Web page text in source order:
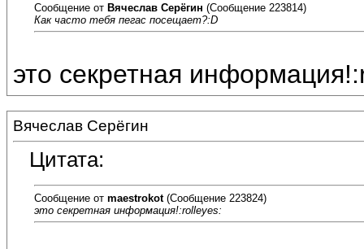
Сообщение от Вячеслав Серёгин (Сообщение 223814)
Как часто тебя пегас посещает?:D
это секретная
Вячеслав Серёгин
Цитата:
Сообщение от maestrokot(Сообщение 223824)
это секретная информация!:rolleyes: